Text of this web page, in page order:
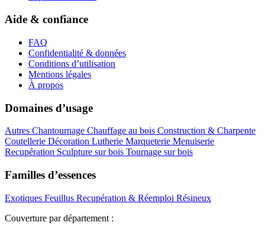
Aide & confiance
FAQ
Confidentialité & données
Conditions d’utilisation
Mentions légales
À propos
Domaines d’usage
Autres Chantournage Chauffage au bois Construction & Charpente
Coutellerie Décoration Lutherie Marqueterie Menuiserie
Recupération Sculpture sur bois Tournage sur bois
Familles d’essences
Exotiques Feuillus Recupération & Réemploi Résineux
Couverture par département :